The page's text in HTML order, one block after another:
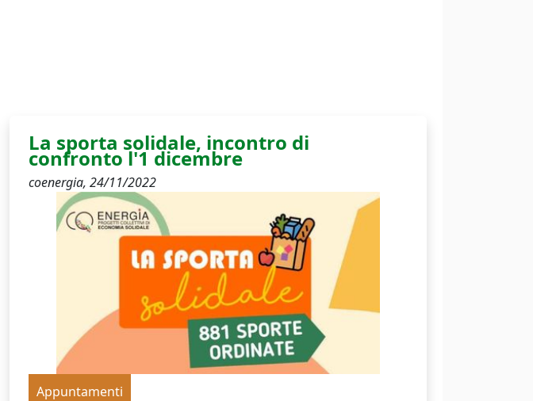
La sporta solidale, incontro di
confronto l'1 dicembre
coenergia, 24/11/2022
Appuntamenti